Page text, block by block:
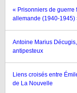
« Prisonniers de guerre
allemande (1940-1945)
Antoine Marius
antipesteux
Liens croisés entre
de La Nouvelle